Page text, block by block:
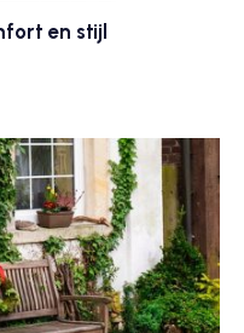
en stijl